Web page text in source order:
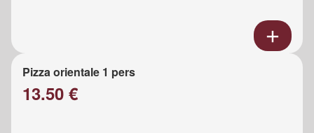
Pizza orientale 1 pers
13.50 €